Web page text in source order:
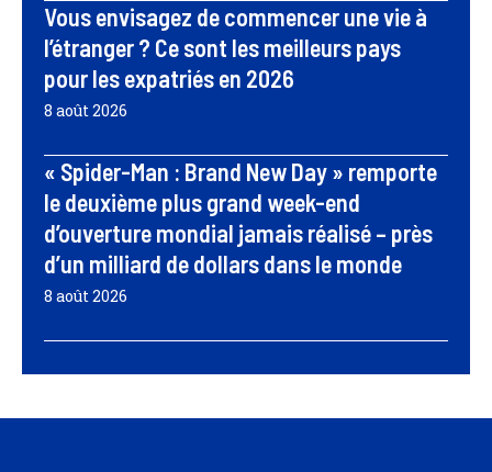
Vous envisagez de commencer une vie à
l’étranger ? Ce sont les meilleurs pays
pour les expatriés en 2026
8 août 2026
« Spider-Man : Brand New Day » remporte
le deuxième plus grand week-end
d’ouverture mondial jamais réalisé – près
d’un milliard de dollars dans le monde
8 août 2026